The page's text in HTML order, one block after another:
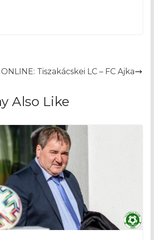
ONLINE: Tiszakácskei LC – FC Ajka
Also Like